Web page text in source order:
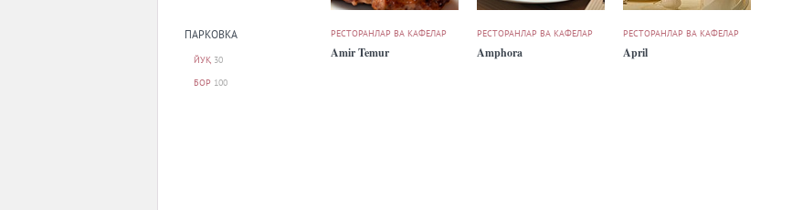
ПАРКОВКА
ЙУҚ 30
БОР 100
РЕСТОРАНЛАР ВА КАФЕЛАР
Amir Temur
РЕСТОРАНЛАР ВА КАФЕЛАР
Amphora
РЕСТОРАНЛАР ВА КАФЕЛАР
April